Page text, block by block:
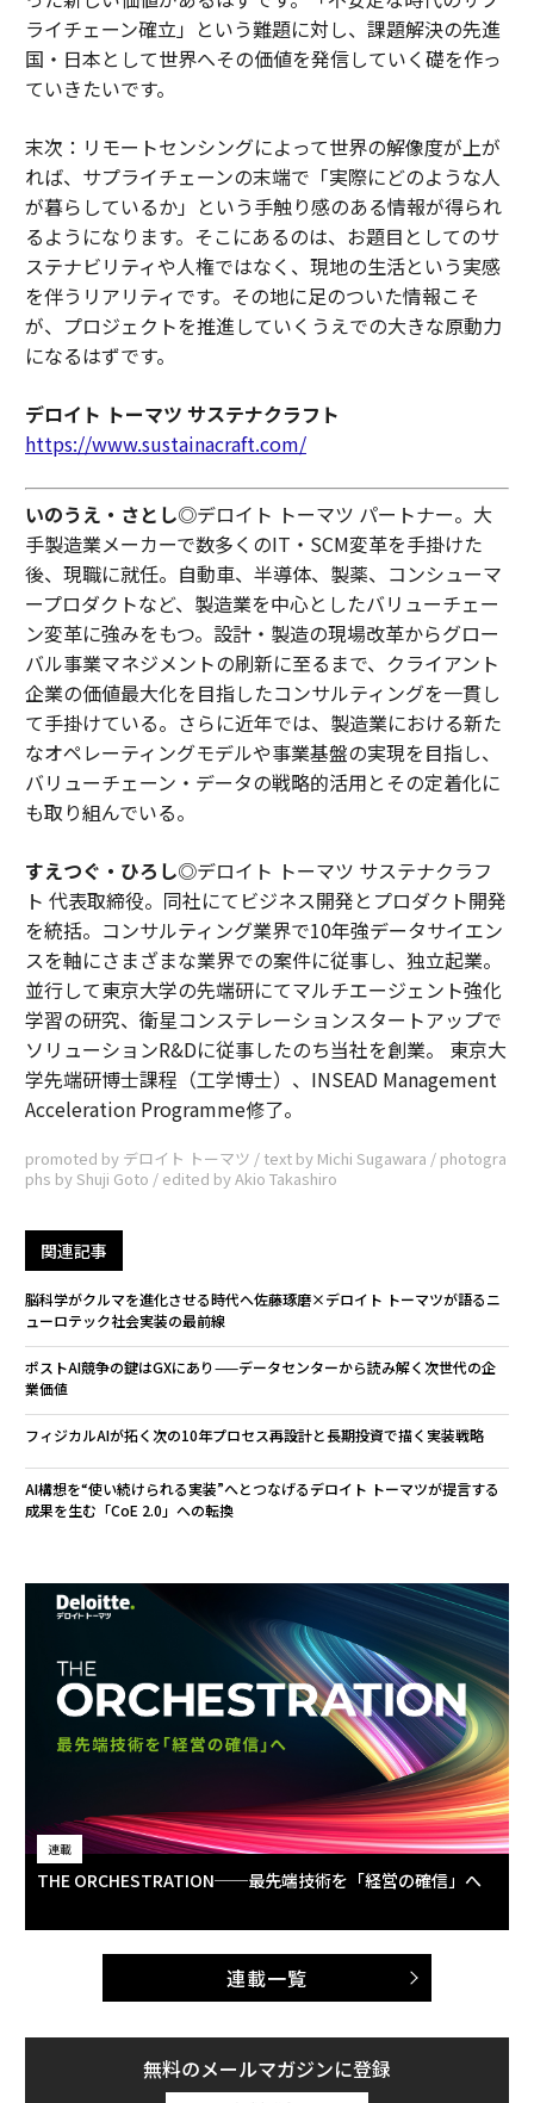
ライチェーン確立」という難題に対し、課題解決の先進
国・日本として世界へその価値を発信していく礎を作っ
ていきたいです。
末次：リモートセンシングによって世界の解像度が上が
れば、サプライチェーンの末端で「実際にどのような人
が暮らしているか」という手触り感のある情報が得られ
るようになります。そこにあるのは、お題目としてのサ
ステナビリティや人権ではなく、現地の生活という実感
を伴うリアリティです。その地に足のついた情報こそ
が、プロジェクトを推進していくうえでの大きな原動力
になるはずです。
デロイト トーマツ サステナクラフト
https://www.sustainacraft.com/
いのうえ・さとし◎デロイト トーマツ パートナー。大
手製造業メーカーで数多くのIT・SCM変革を手掛けた
後、現職に就任。自動車、半導体、製薬、コンシューマ
ープロダクトなど、製造業を中心としたバリューチェー
ン変革に強みをもつ。設計・製造の現場改革からグロー
バル事業マネジメントの刷新に至るまで、クライアント
企業の価値最大化を目指したコンサルティングを一貫し
て手掛けている。さらに近年では、製造業における新た
なオペレーティングモデルや事業基盤の実現を目指し、
バリューチェーン・データの戦略的活用とその定着化に
も取り組んでいる。
すえつぐ・ひろし◎デロイト トーマツ サステナクラフ
ト 代表取締役。同社にてビジネス開発とプロダクト開発
を統括。コンサルティング業界で10年強データサイエン
スを軸にさまざまな業界での案件に従事し、独立起業。
並行して東京大学の先端研にてマルチエージェント強化
学習の研究、衛星コンステレーションスタートアップで
ソリューションR&Dに従事したのち当社を創業。 東京大
学先端研博士課程（工学博士）、INSEAD Management
Acceleration Programme修了。
promoted by デロイト トーマツ / text by Michi Sugawara / photogra
phs by Shuji Goto / edited by Akio Takashiro
関連記事
脳科学がクルマを進化させる時代へ――佐藤琢磨×デロイト トーマツが語るニ
ューロテック社会実装の最前線
ポストAI競争の鍵はGXにあり——データセンターから読み解く次世代の企
業価値
フィジカルAIが拓く次の10年――プロセス再設計と長期投資で描く実装戦略
AI構想を“使い続けられる実装”へとつなげる――デロイト トーマツが提言する
成果を生む「CoE 2.0」への転換
連載
THE ORCHESTRATION──最先端技術を「経営の確信」へ
連載一覧
無料のメールマガジンに登録